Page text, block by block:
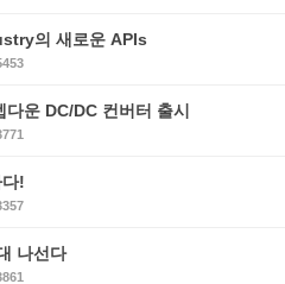
의 새로운 APIs
운 DC/DC 컨버터 출시
!
나선다